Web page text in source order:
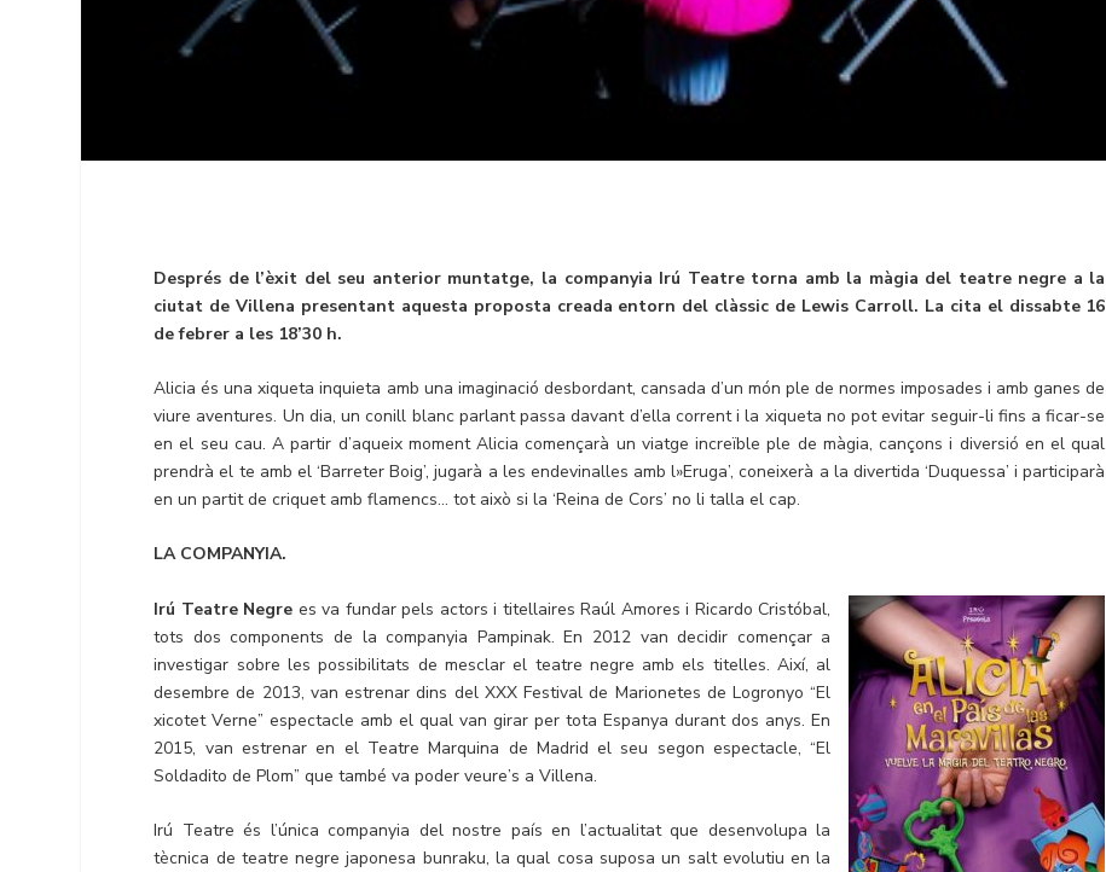
Després de l’èxit del seu anterior muntatge, la companyia Irú Teatre torna amb la màgia del teatre negre a la
ciutat de Villena presentant aquesta proposta creada entorn del clàssic de Lewis Carroll. La cita el dissabte 16
de febrer a les 18’30 h.
Alicia és una xiqueta inquieta amb una imaginació desbordant, cansada d’un món ple de normes imposades i amb ganes de
viure aventures. Un dia, un conill blanc parlant passa davant d’ella corrent i la xiqueta no pot evitar seguir-li fins a ficar-se
en el seu cau. A partir d’aqueix moment Alicia començarà un viatge increïble ple de màgia, cançons i diversió en el qual
prendrà el te amb el ‘Barreter Boig’, jugarà a les endevinalles amb l»Eruga’, coneixerà a la divertida ‘Duquessa’ i participarà
en un partit de criquet amb flamencs… tot això si la ‘Reina de Cors’ no li talla el cap.
LA COMPANYIA.
Irú Teatre Negre es va fundar pels actors i titellaires Raúl Amores i Ricardo Cristóbal,
tots dos components de la companyia Pampinak. En 2012 van decidir començar a
investigar sobre les possibilitats de mesclar el teatre negre amb els titelles. Així, al
desembre de 2013, van estrenar dins del XXX Festival de Marionetes de Logronyo “El
xicotet Verne” espectacle amb el qual van girar per tota Espanya durant dos anys. En
2015, van estrenar en el Teatre Marquina de Madrid el seu segon espectacle, “El
Soldadito de Plom” que també va poder veure’s a Villena.
Irú Teatre és l’única companyia del nostre país en l’actualitat que desenvolupa la
tècnica de teatre negre japonesa bunraku, la qual cosa suposa un salt evolutiu en la